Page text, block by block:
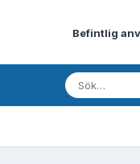
Befintlig